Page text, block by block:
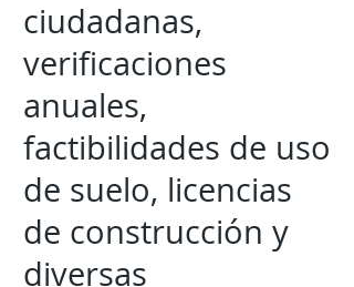
ciudadanas,
verificaciones
anuales,
factibilidades de uso
de suelo, licencias
de construcción y
diversas